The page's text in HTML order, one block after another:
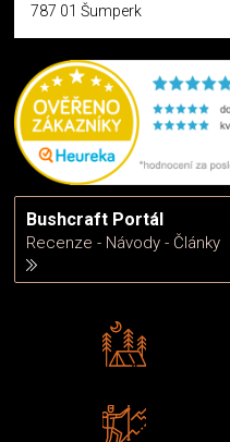
787 01 Šumperk
Bushcraft Portál
Recenze - Návody - Články